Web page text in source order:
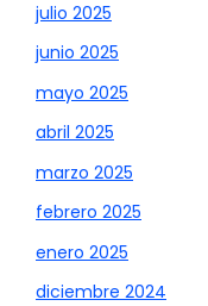
julio 2025
junio 2025
mayo 2025
abril 2025
marzo 2025
febrero 2025
enero 2025
diciembre 2024